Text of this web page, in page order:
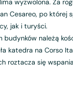
wyzwolona. Za
Cesareo, po której
jak i turyści.
budynków należą
katedra na Corso
roztacza się